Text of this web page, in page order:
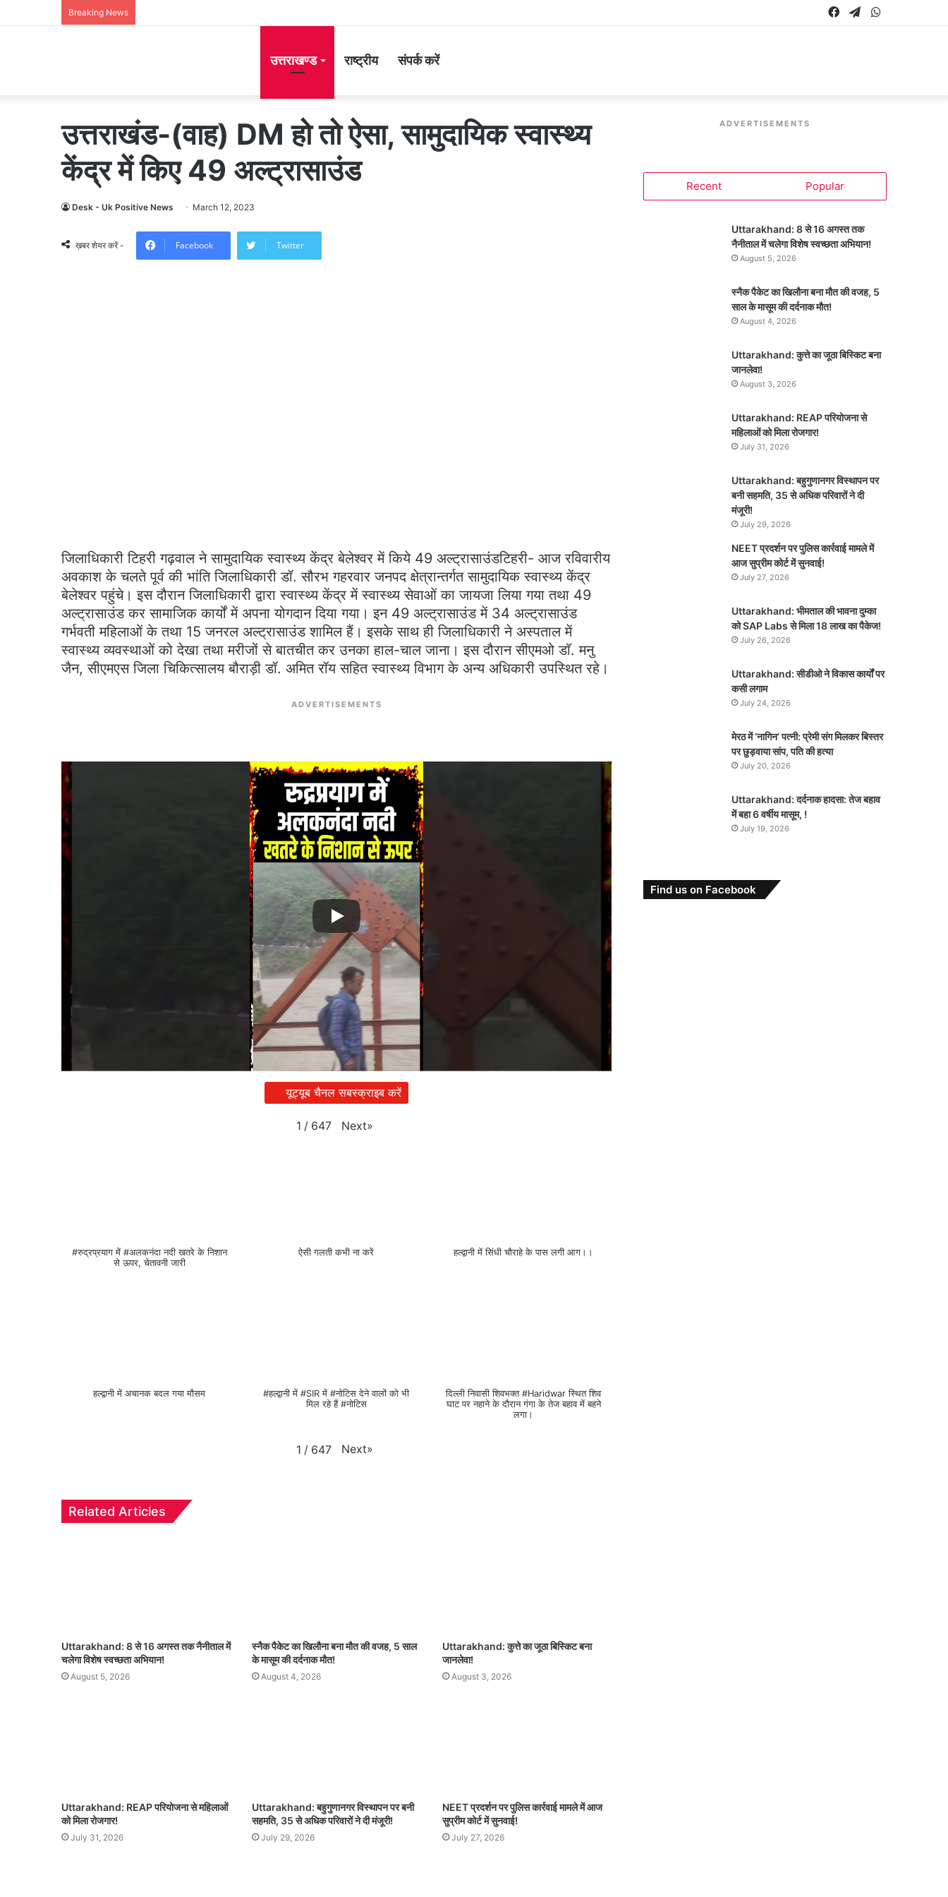
Breaking News Telegram
Facebook
उत्तराखण्ड राष्ट्रीय संपर्क करें
उत्तराखंड-(वाह) DM हो तो ऐसा, सामुदायिक स्वास्थ्य
केंद्र में किए 49 अल्ट्रासाउंड
Desk - Uk Positive News March 12, 2023
ख़बर शेयर करें - Facebook Twitter
जिलाधिकारी टिहरी गढ़वाल ने सामुदायिक स्वास्थ्य केंद्र बेलेश्वर में किये 49 अल्ट्रासाउंडटिहरी- आज रविवारीय
अवकाश के चलते पूर्व की भांति जिलाधिकारी डॉ. सौरभ गहरवार जनपद क्षेत्रान्तर्गत सामुदायिक स्वास्थ्य केंद्र
बेलेश्वर पहुंचे। इस दौरान जिलाधिकारी द्वारा स्वास्थ्य केंद्र में स्वास्थ्य सेवाओं का जायजा लिया गया तथा 49
अल्ट्रासाउंड कर सामाजिक कार्यों में अपना योगदान दिया गया। इन 49 अल्ट्रासाउंड में 34 अल्ट्रासाउंड
गर्भवती महिलाओं के तथा 15 जनरल अल्ट्रासाउंड शामिल हैं। इसके साथ ही जिलाधिकारी ने अस्पताल में
स्वास्थ्य व्यवस्थाओं को देखा तथा मरीजों से बातचीत कर उनका हाल-चाल जाना। इस दौरान सीएमओ डाॅ. मनु
जैन, सीएमएस जिला चिकित्सालय बौराड़ी डॉ. अमित रॉय सहित स्वास्थ्य विभाग के अन्य अधिकारी उपस्थित रहे।
ADVERTISEMENTS
यूट्यूब चैनल सबस्क्राइब करें
1 / 647 Next»
#रुद्रप्रयाग में #अलकनंदा नदी खतरे के निशान
से ऊपर, चेतावनी जारी
ऐसी गलती कभी ना करें हल्द्वानी में सिंधी चौराहे के पास लगी आग।।
हल्द्वानी में अचानक बदल गया मौसम
#हल्द्वानी में #SIR में #नोटिस देने वालों को भी
मिल रहे हैं #नोटिस
दिल्ली निवासी शिवभक्त #Haridwar स्थित शिव
घाट पर नहाने के दौरान गंगा के तेज बहाव में बहने
लगा।
1 / 647 Next»
Related Articles
Uttarakhand: 8 से 16 अगस्त तक नैनीताल में
चलेगा विशेष स्वच्छता अभियान!
August 5, 2026
स्नैक पैकेट का खिलौना बना मौत की वजह, 5 साल
के मासूम की दर्दनाक मौत!
August 4, 2026
Uttarakhand: कुत्ते का जूठा बिस्किट बना
जानलेवा!
August 3, 2026
Uttarakhand: REAP परियोजना से महिलाओं
को मिला रोजगार!
July 31, 2026
Uttarakhand: बहुगुणानगर विस्थापन पर बनी
सहमति, 35 से अधिक परिवारों ने दी मंजूरी!
July 29, 2026
NEET प्रदर्शन पर पुलिस कार्रवाई मामले में आज
सुप्रीम कोर्ट में सुनवाई!
July 27, 2026
ADVERTISEMENTS
Recent Popular
Uttarakhand: 8 से 16 अगस्त तक
नैनीताल में चलेगा विशेष स्वच्छता अभियान!
August 5, 2026
स्नैक पैकेट का खिलौना बना मौत की वजह, 5
साल के मासूम की दर्दनाक मौत!
August 4, 2026
Uttarakhand: कुत्ते का जूठा बिस्किट बना
जानलेवा!
August 3, 2026
Uttarakhand: REAP परियोजना से
महिलाओं को मिला रोजगार!
July 31, 2026
Uttarakhand: बहुगुणानगर विस्थापन पर
बनी सहमति, 35 से अधिक परिवारों ने दी
मंजूरी!
July 29, 2026
NEET प्रदर्शन पर पुलिस कार्रवाई मामले में
आज सुप्रीम कोर्ट में सुनवाई!
July 27, 2026
Uttarakhand: भीमताल की भावना दुम्का
को SAP Labs से मिला 18 लाख का पैकेज!
July 26, 2026
Uttarakhand: सीडीओ ने विकास कार्यों पर
कसी लगाम
July 24, 2026
मेरठ में ‘नागिन’ पत्नी: प्रेमी संग मिलकर बिस्तर
पर छुड़वाया सांप, पति की हत्या
July 20, 2026
Uttarakhand: दर्दनाक हादसा: तेज बहाव
में बहा 6 वर्षीय मासूम, !
July 19, 2026
Find us on Facebook